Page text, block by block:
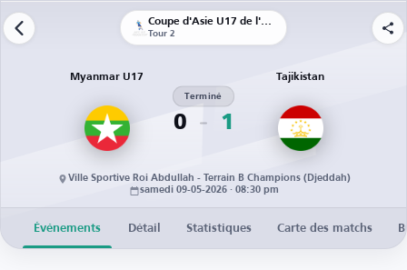
Coupe d'Asie U17 de l'AFC
Tour 2
Myanmar U17
0
Terminé
1
Tajikistan
Ville Sportive Roi Abdullah - Terrain B Champions (Djeddah)
samedi 09-05-2026 · 08:30 pm
Événements Détail Statistiques Carte des matchs